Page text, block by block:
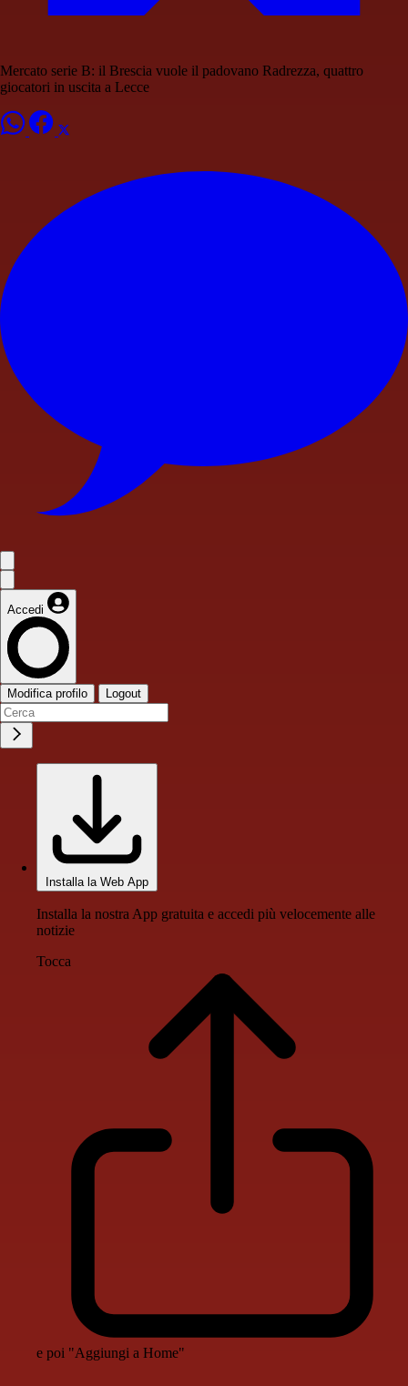
Mercato serie B: il Brescia vuole il padovano Radrezza, quattro
giocatori in uscita a Lecce
Accedi
Modifica profilo Logout
Installa la Web App
Installa la nostra App gratuita e accedi più velocemente alle
notizie
Tocca
e poi "Aggiungi a Home"